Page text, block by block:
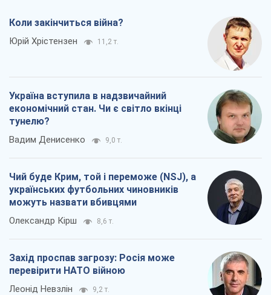
Коли закінчиться війна?
Юрій Хрістензен 11,2 т.
Україна вступила в надзвичайний
економічний стан. Чи є світло вкінці
тунелю?
Вадим Денисенко 9,0 т.
Чий буде Крим, той і переможе (NSJ), а
українських футбольних чиновників
можуть назвати вбивцями
Олександр Кірш 8,6 т.
Захід проспав загрозу: Росія може
перевірити НАТО війною
Леонід Невзлін 9,2 т.